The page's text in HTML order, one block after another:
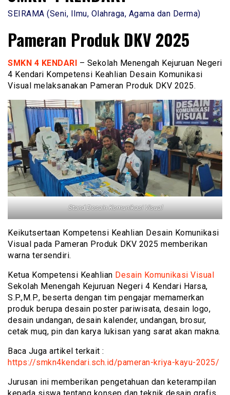
SEIRAMA (Seni, Ilmu, Olahraga, Agama dan Derma)
Pameran Produk DKV 2025
SMKN 4 KENDARI – Sekolah Menengah Kejuruan Negeri
4 Kendari Kompetensi Keahlian Desain Komunikasi
Visual melaksanakan Pameran Produk DKV 2025.
Stand Desain Komunikasi Visual
Keikutsertaan Kompetensi Keahlian Desain Komunikasi
Visual pada Pameran Produk DKV 2025 memberikan
warna tersendiri.
Ketua Kompetensi Keahlian Desain Komunikasi Visual
Sekolah Menengah Kejuruan Negeri 4 Kendari Harsa,
S.P.,M.P., beserta dengan tim pengajar memamerkan
produk berupa desain poster pariwisata, desain logo,
desain undangan, desain kalender, undangan, brosur,
cetak muq, pin dan karya lukisan yang sarat akan makna.
Baca Juga artikel terkait :
https://smkn4kendari.sch.id/pameran-kriya-kayu-2025/
Jurusan ini memberikan pengetahuan dan keterampilan